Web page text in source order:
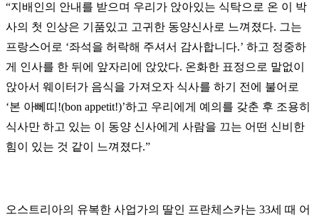
“지배인의 안내를 받으며 우리가 앉아있는 식탁으로 온 이 박
사의 첫 인상은 기품있고 고귀한 동양신사로 느껴졌다. 그는
프랑스어로 ‘좌석을 허락해 주셔서 감사합니다.’ 하고 정중하
게 인사를 한 뒤에 앞자리에 앉았다. 온화한 표정으로 말없이
앉아서 웨이터가 음식을 가져오자 식사를 하기 전에 불어로
‘본 아뻬띠!(bon appetit!)’하고 우리에게 예의를 갖춘 후 조용히
식사만 하고 있는 이 동양 신사에게 사람을 끄는 어떤 신비한
힘이 있는 것 같이 느껴졌다.”
오스트리아의 유복한 사업가의 딸인 프란체스카는 33세 때 어